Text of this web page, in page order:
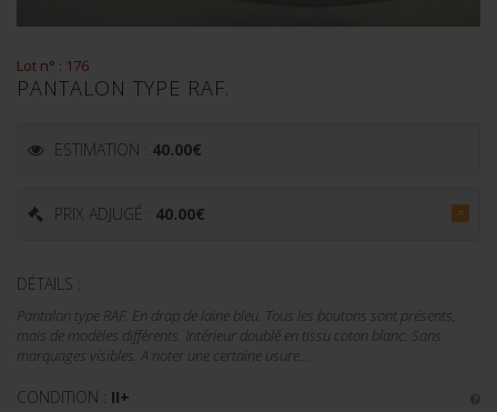
Lot n° : 176
PANTALON TYPE RAF.
ESTIMATION : 40.00€
PRIX ADJUGÉ : 40.00€ =
DÉTAILS :
Pantalon type RAF. En drap de laine bleu. Tous les boutons sont présents,
mais de modèles différents. Intérieur doublé en tissu coton blanc. Sans
marquages visibles. A noter une certaine usure...
CONDITION : II+